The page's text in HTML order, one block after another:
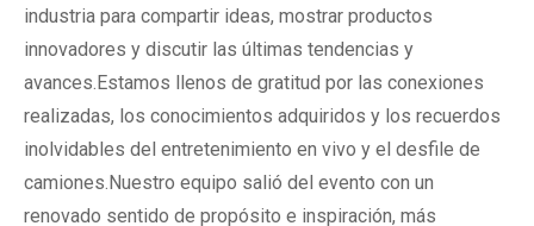
industria para compartir ideas, mostrar productos
innovadores y discutir las últimas tendencias y
avances.Estamos llenos de gratitud por las conexiones
realizadas, los conocimientos adquiridos y los recuerdos
inolvidables del entretenimiento en vivo y el desfile de
camiones.Nuestro equipo salió del evento con un
renovado sentido de propósito e inspiración, más